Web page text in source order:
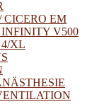
CICERO EM
V500
XL